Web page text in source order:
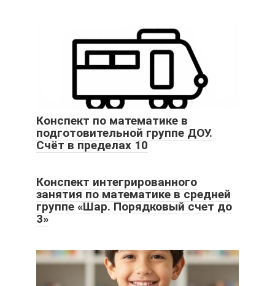
Конспект по математике в
подготовительной группе ДОУ.
Счёт в пределах 10
Конспект интегрированного
занятия по математике в средней
группе «Шар. Порядковый счет до
3»